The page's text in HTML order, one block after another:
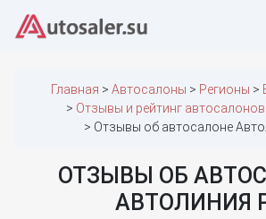
Главная Автосалоны Регионы
Отзывы и рейтинг
Отзывы об автосалоне
ОТЗЫВЫ ОБ
АВТОЛИНИЯ